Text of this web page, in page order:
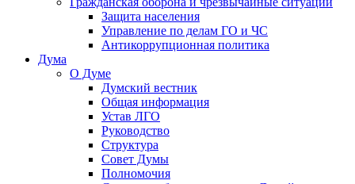
Защита населения
Управление по делам ГО и ЧС
Антикоррупционная политика
Дума
О Думе
Думский вестник
Общая информация
Устав ЛГО
Руководство
Структура
Совет Думы
Полномочия